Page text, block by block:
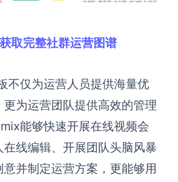
取完整社群运营图谱
不仅为运营人员提供海量优
更为运营团队提供高效的管理
能够快速开展在线视频会
线编辑、开展团队头脑风暴
并制定运营方案，更能够用